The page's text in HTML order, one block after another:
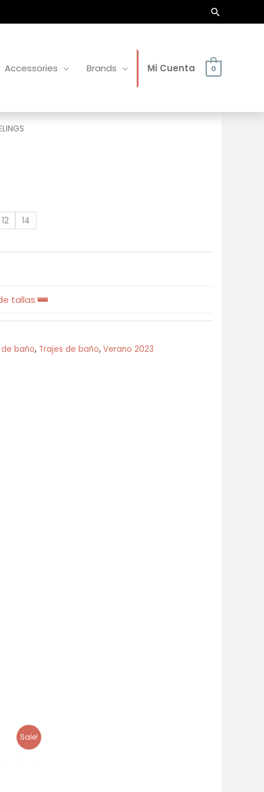
Buscar
Accessories Brands Mi Cuenta 0
12 14
tallas
baño, Trajes de baño, Verano 2023
Sale!